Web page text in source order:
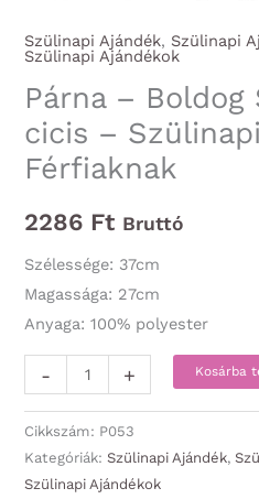
Szülinapi Ajándék, Szülinapi
Szülinapi Ajándékok
Párna –
cicis –
Férfiaknak
2286 Ft Bruttó
Szélessége: 37cm
Magassága: 27cm
Anyaga: 100% polyester
-
-
Boldog
Szülinapot
cicis
+ Kosárba
Cikkszám: P053
Kategóriák:Szülinapi Ajándék,
Szülinapi Ajándékok